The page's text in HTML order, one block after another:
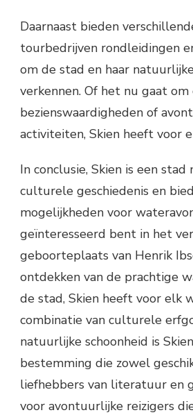
Daarnaast bieden
tourbedrijven rondleidingen
om de stad en haar
verkennen. Of het nu gaat
bezienswaardigheden of
activiteiten, Skien heeft voor
In conclusie, Skien is een
culturele geschiedenis en
mogelijkheden voor
geïnteresseerd bent in het
geboorteplaats van Henrik
ontdekken van de prachtige
de stad, Skien heeft voor elk
combinatie van culturele
natuurlijke schoonheid is
bestemming die zowel
liefhebbers van literatuur en
voor avontuurlijke reizigers